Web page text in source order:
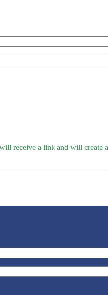
receive a link and will create